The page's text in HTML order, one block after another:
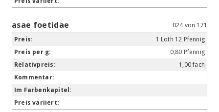
asae foetidae
024 von 171
1 Loth 12 Pfennig
0,80 Pfennig
1,00 fach